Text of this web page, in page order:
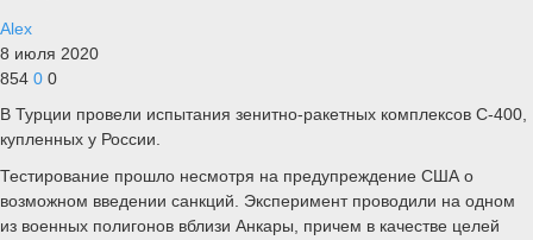
Alex
8 июля 2020
854 0 0
В Турции провели испытания зенитно-ракетных комплексов С-400,
купленных у России.
Тестирование прошло несмотря на предупреждение США о
возможном введении санкций. Эксперимент проводили на одном
из военных полигонов вблизи Анкары, причем в качестве целей